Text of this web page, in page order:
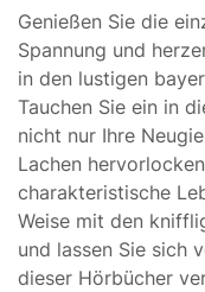
Genießen Sie die
Spannung und
in den lustigen
Tauchen Sie ein in
nicht nur Ihre
Lachen
charakteristische
Weise mit den
und lassen Sie sich
dieser Hörbücher